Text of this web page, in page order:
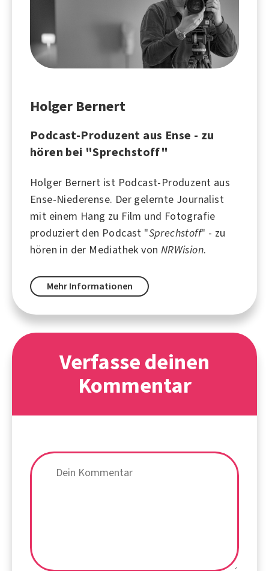
Holger Bernert
Podcast-Produzent aus Ense - zu
hören bei "Sprechstoff"
Holger Bernert ist Podcast-Produzent aus
Ense-Niederense. Der gelernte Journalist
mit einem Hang zu Film und Fotografie
produziert den Podcast "Sprechstoff" - zu
hören in der Mediathek von NRWision.
Mehr Informationen
Verfasse deinen
Kommentar